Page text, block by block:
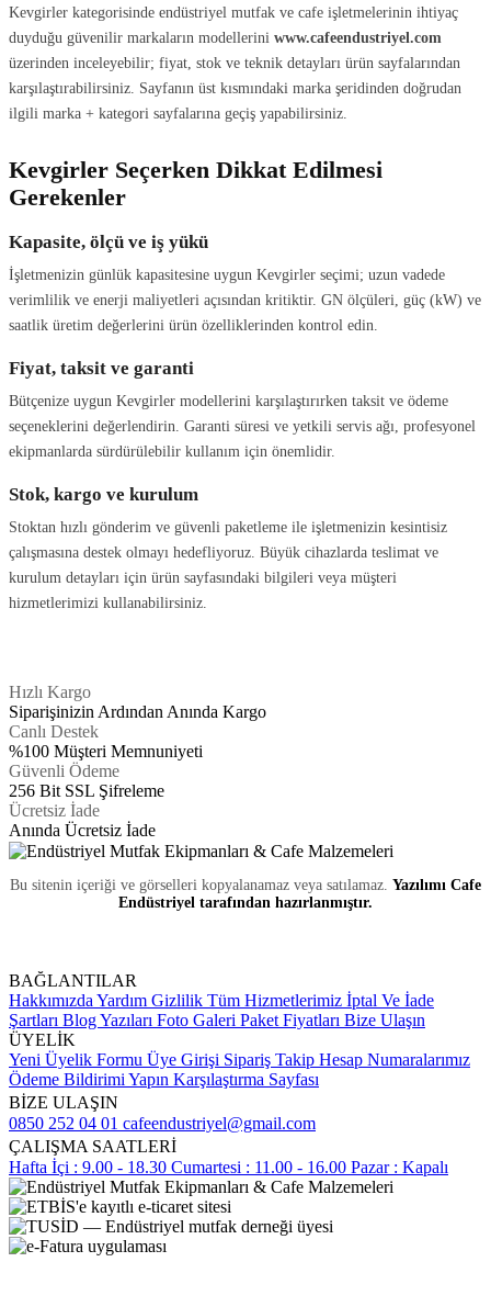
Kevgirler kategorisinde endüstriyel mutfak ve cafe işletmelerinin ihtiyaç
duyduğu güvenilir markaların modellerini www.cafeendustriyel.com
üzerinden inceleyebilir; fiyat, stok ve teknik detayları ürün sayfalarından
karşılaştırabilirsiniz. Sayfanın üst kısmındaki marka şeridinden doğrudan
ilgili marka + kategori sayfalarına geçiş yapabilirsiniz.
Kevgirler Seçerken Dikkat Edilmesi
Gerekenler
Kapasite, ölçü ve iş yükü
İşletmenizin günlük kapasitesine uygun Kevgirler seçimi; uzun vadede
verimlilik ve enerji maliyetleri açısından kritiktir. GN ölçüleri, güç (kW) ve
saatlik üretim değerlerini ürün özelliklerinden kontrol edin.
Fiyat, taksit ve garanti
Bütçenize uygun Kevgirler modellerini karşılaştırırken taksit ve ödeme
seçeneklerini değerlendirin. Garanti süresi ve yetkili servis ağı, profesyonel
ekipmanlarda sürdürülebilir kullanım için önemlidir.
Stok, kargo ve kurulum
Stoktan hızlı gönderim ve güvenli paketleme ile işletmenizin kesintisiz
çalışmasına destek olmayı hedefliyoruz. Büyük cihazlarda teslimat ve
kurulum detayları için ürün sayfasındaki bilgileri veya müşteri
hizmetlerimizi kullanabilirsiniz.
Hızlı Kargo
Siparişinizin Ardından Anında Kargo
Canlı Destek
%100 Müşteri Memnuniyeti
Güvenli Ödeme
256 Bit SSL Şifreleme
Ücretsiz İade
Anında Ücretsiz İade
Bu sitenin içeriği ve görselleri kopyalanamaz veya satılamaz. Yazılımı Cafe
Endüstriyel tarafından hazırlanmıştır.
BAĞLANTILAR
Hakkımızda Yardım Gizlilik Tüm Hizmetlerimiz İptal Ve İade
Şartları Blog Yazıları Foto Galeri Paket Fiyatları Bize Ulaşın
ÜYELİK
Yeni Üyelik Formu Üye Girişi Sipariş Takip Hesap Numaralarımız
Ödeme Bildirimi Yapın Karşılaştırma Sayfası
BİZE ULAŞIN
0850 252 04 01 cafeendustriyel@gmail.com
ÇALIŞMA SAATLERİ
Hafta İçi : 9.00 - 18.30 Cumartesi : 11.00 - 16.00 Pazar : Kapalı